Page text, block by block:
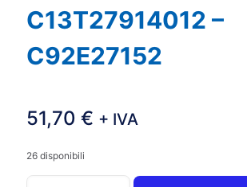
C13T27914012 –
C92E27152
51,70 € + IVA
26 disponibili
Epson